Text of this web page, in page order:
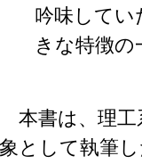
吟味して
きな特徴
本書は、理工
象として執筆